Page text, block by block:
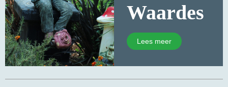
Waardes
Lees meer